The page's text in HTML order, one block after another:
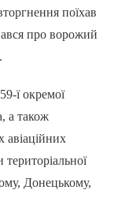
поїхав
про ворожий
ї окремої
а також
авіаційних
територіальної
Донецькому,